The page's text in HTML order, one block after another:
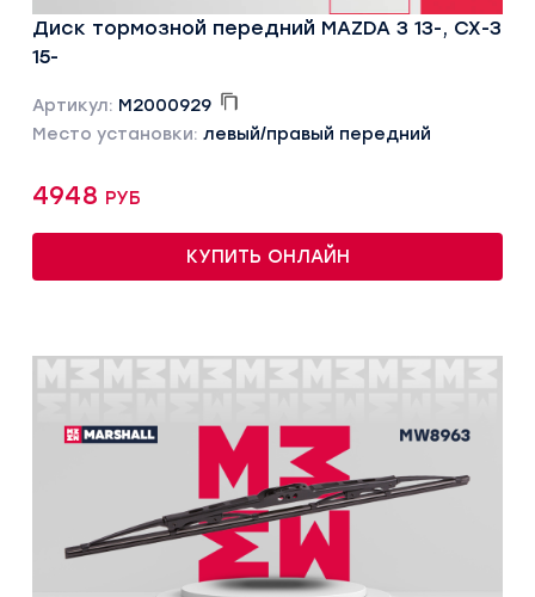
Диск тормозной передний MAZDA 3 13-, CX-3
15-
Артикул: M2000929
Место установки: левый/правый передний
4948 руб
КУПИТЬ ОНЛАЙН